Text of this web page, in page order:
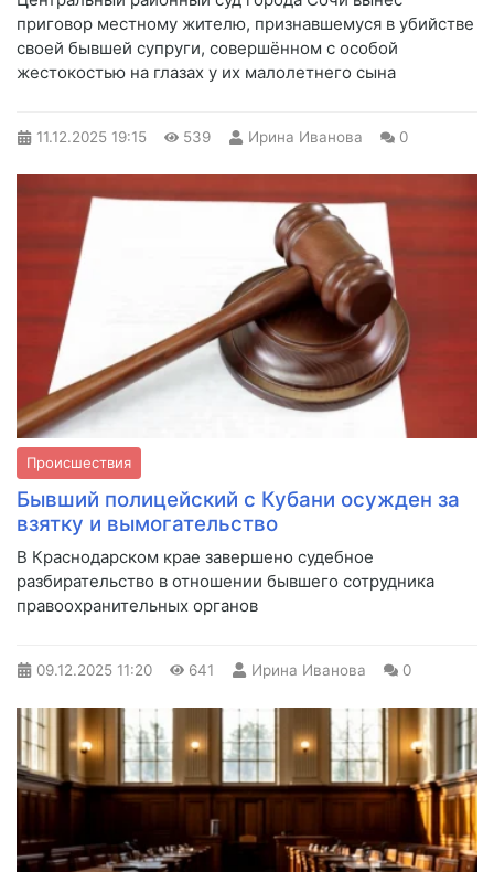
приговор местному жителю, признавшемуся в убийстве
своей бывшей супруги, совершённом с особой
жестокостью на глазах у их малолетнего сына
11.12.2025 19:15 539 Ирина Иванова 0
Происшествия
Бывший полицейский с Кубани осужден за
взятку и вымогательство
В Краснодарском крае завершено судебное
разбирательство в отношении бывшего сотрудника
правоохранительных органов
09.12.2025 11:20 641 Ирина Иванова 0